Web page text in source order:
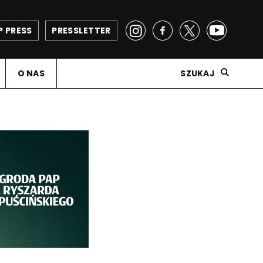
PRESSLETTER
PRESS
O NAS SZUKAJ